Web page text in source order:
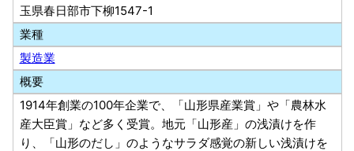
玉県春日部市下柳1547-1
業種
製造業
概要
1914年創業の100年企業で、「山形県産業賞」や「農林水
産大臣賞」など多く受賞。地元「山形産」の浅漬けを作
り、「山形のだし」のようなサラダ感覚の新しい浅漬けを